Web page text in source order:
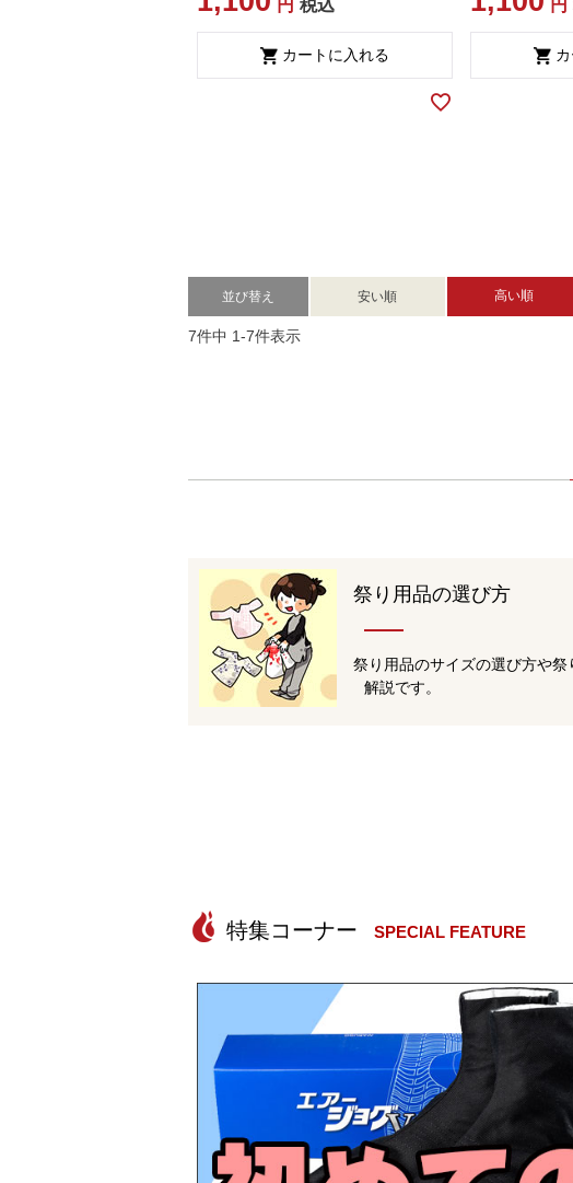
税込
カートに入れる
並び替え 安い順 高い順
7件中 1-7件表示
祭り用品の選び方
祭り用品のサイズの選び方や祭
解説です。
SPECIAL FEATURE